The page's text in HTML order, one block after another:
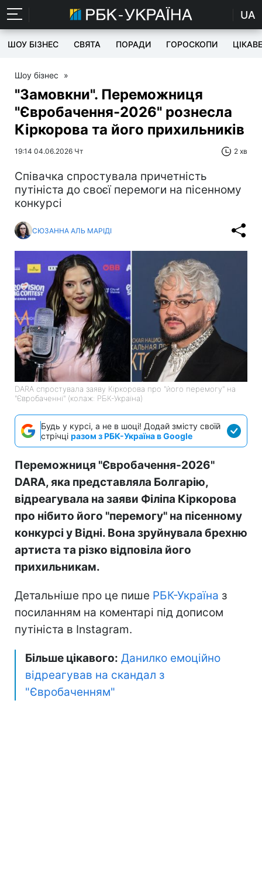
UA
ШОУ БІЗНЕС СВЯТА ПОРАДИ ГОРОСКОПИ ЦІКАВЕ
Шоу бізнес »
"Замовкни". Переможниця
"Євробачення-2026" рознесла
Кіркорова та його прихильників
19:14 04.06.2026 Чт 2 хв
Співачка спростувала причетність
путініста до своєї перемоги на пісенному
конкурсі
СЮЗАННА АЛЬ МАРІДІ
DARA спростувала заяву Кіркорова про "його перемогу" на
"Євробаченні" (колаж: РБК-Україна)
Будь у курсі, а не в шоці! Додай змісту своїй
стрічці разом з РБК-Україна в Google
Переможниця "Євробачення-2026"
DARA, яка представляла Болгарію,
відреагувала на заяви Філіпа Кіркорова
про нібито його "перемогу" на пісенному
конкурсі у Відні. Вона зруйнувала брехню
артиста та різко відповіла його
прихильникам.
Детальніше про це пише РБК-Україна з
посиланням на коментарі під дописом
путініста в Instagram.
Більше цікавого: Данилко емоційно
відреагував на скандал з
"Євробаченням"